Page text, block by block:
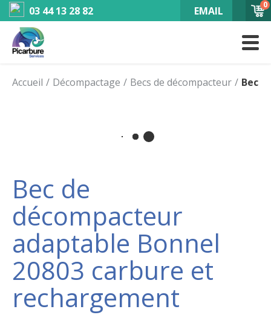
03 44 13 28 82 EMAIL 0
Accueil Décompactage Becs de décompacteur Bec
Bec de
décompacteur
adaptable Bonnel
20803 carbure et
rechargement